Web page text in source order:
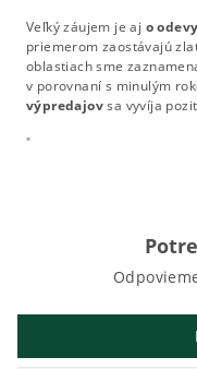
Veľký záujem je aj o
priemerom zaostávajú
oblastiach sme
v porovnaní s minulým
výpredajovsa vyvíja
"